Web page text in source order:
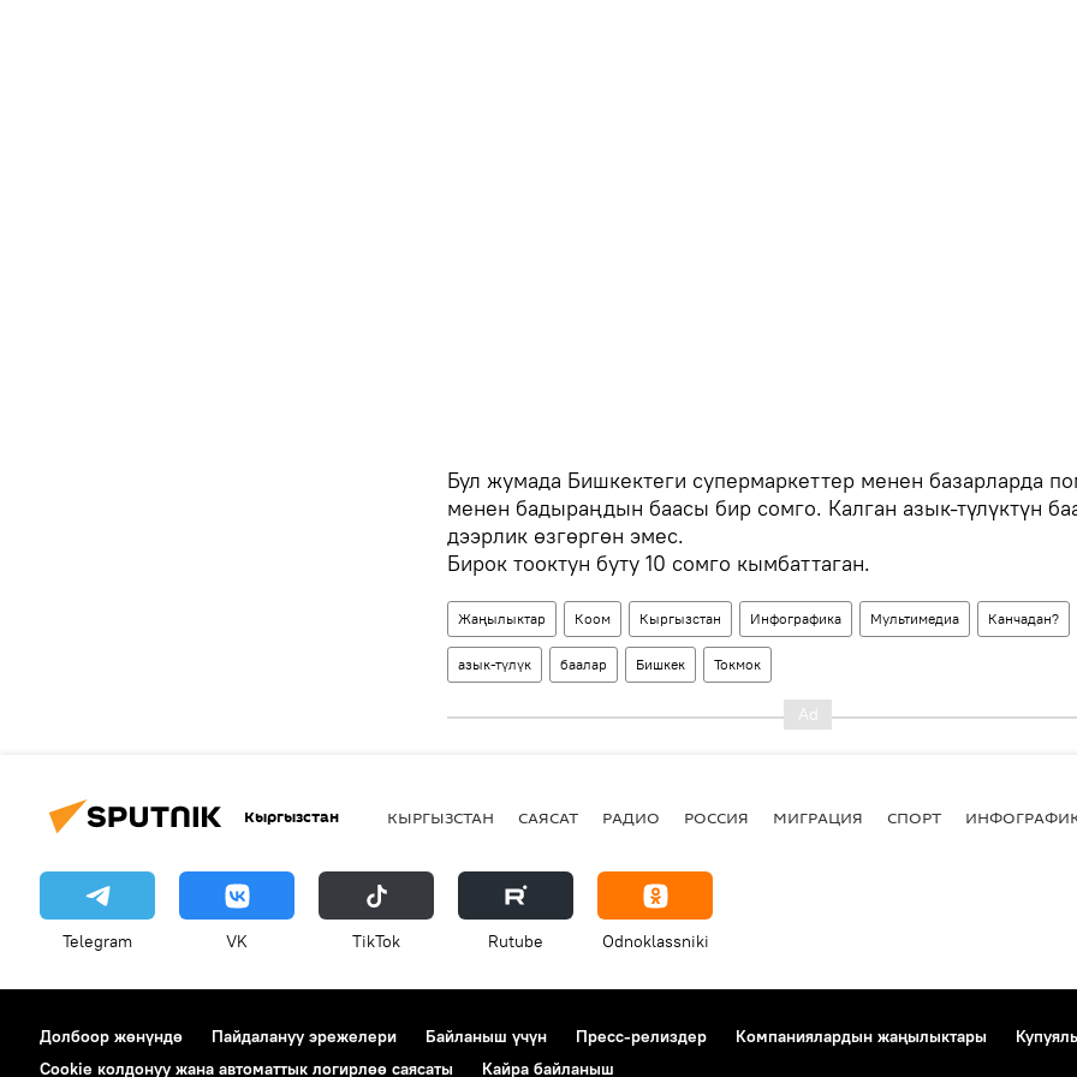
Бул жумада Бишкектеги супермаркеттер менен базарларда
менен бадыраңдын баасы бир сомго. Калган азык-түлүктүн
дээрлик өзгөргөн эмес.
Бирок тооктун буту 10 сомго кымбаттаган.
Жаңылыктар Коом Кыргызстан Инфографика Мультимедиа Канчадан?
азык-түлүк баалар Бишкек Токмок
Кыргызстан КЫРГЫЗСТАН САЯСАТ РАДИО РОССИЯ МИГРАЦИЯ СПОРТ
Telegram VK ТikТоk Rutube Odnoklassniki
Долбоор жөнүндө Пайдалануу эрежелери Байланыш үчүн Пресс-релиздер Компаниялардын жаңылыктары
Cookie колдонуу жана автоматтык логирлөө саясаты
Кайра байланыш